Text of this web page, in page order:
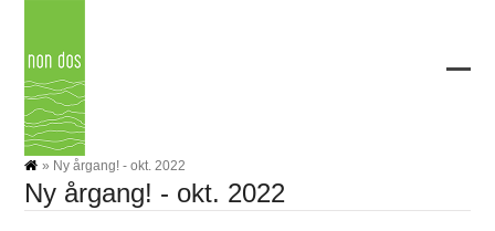
content
» Ny årgang! - okt. 2022
Ny årgang! - okt. 2022